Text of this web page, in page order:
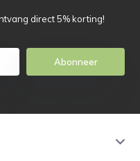
direct 5% korting!
Abonneer